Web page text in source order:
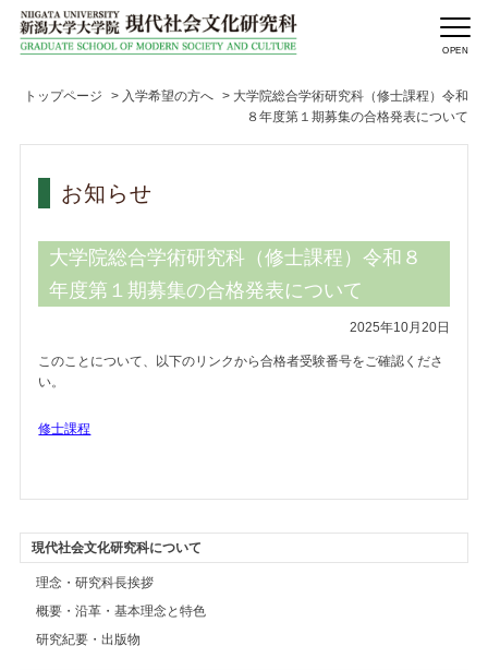
トップページ > 入学希望の方へ > 大学院総合学術研究科（修士課程）令和
８年度第１期募集の合格発表について
お知らせ
大学院総合学術研究科（修士課程）令和８
年度第１期募集の合格発表について
2025年10月20日
このことについて、以下のリンクから合格者受験番号をご確認くださ
い。
修士課程
現代社会文化研究科について
理念・研究科長挨拶
概要・沿革・基本理念と特色
研究紀要・出版物